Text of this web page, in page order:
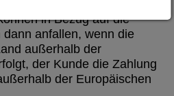
in Bezug auf die
anfallen, wenn die
außerhalb der
der Kunde die Zahlung
der Europäischen